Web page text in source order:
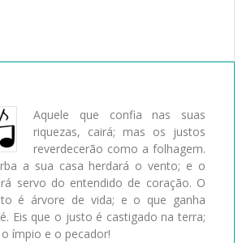
Aquele que confia nas suas
riquezas, cairá; mas os justos
reverdecerão como a folhagem.
a sua casa herdará o vento; e o
servo do entendido de coração. O
é árvore de vida; e o que ganha
Eis que o justo é castigado na terra;
ímpio e o pecador!